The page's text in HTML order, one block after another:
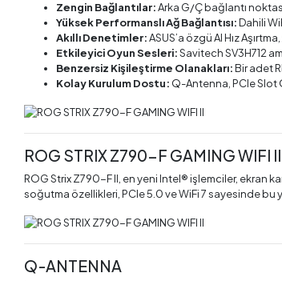
Zengin Bağlantılar:Arka G/Ç bağlantı
Yüksek Performanslı Ağ Bağlantısı:Dahili
Akıllı Denetimler:ASUS’a özgü AI Hız
Etkileyici Oyun Sesleri:Savitech SV3H712
Benzersiz Kişileştirme Olanakları:Bir adet
Kolay Kurulum Dostu: Q-Antenna, PCIe Slot
ROG STRIX Z790-F GAMING WIFI II
ROG Strix Z790-F II, en yeni Intel® işlemciler, ekran
soğutma özellikleri, PCIe 5.0 ve WiFi 7 sayesinde bu
Q-ANTENNA